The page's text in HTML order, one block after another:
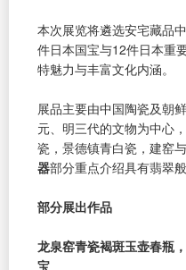
本次展览将遴选安宅藏品
件日本国宝与12件日本重
特魅力与丰富文化内涵。
展品主要由中国陶瓷及朝鲜
元、明三代的文物为中心
瓷，景德镇青白瓷，建窑
器部分重点介绍具有翡翠
部分展出作品
龙泉窑青瓷褐斑玉壶春瓶
宝